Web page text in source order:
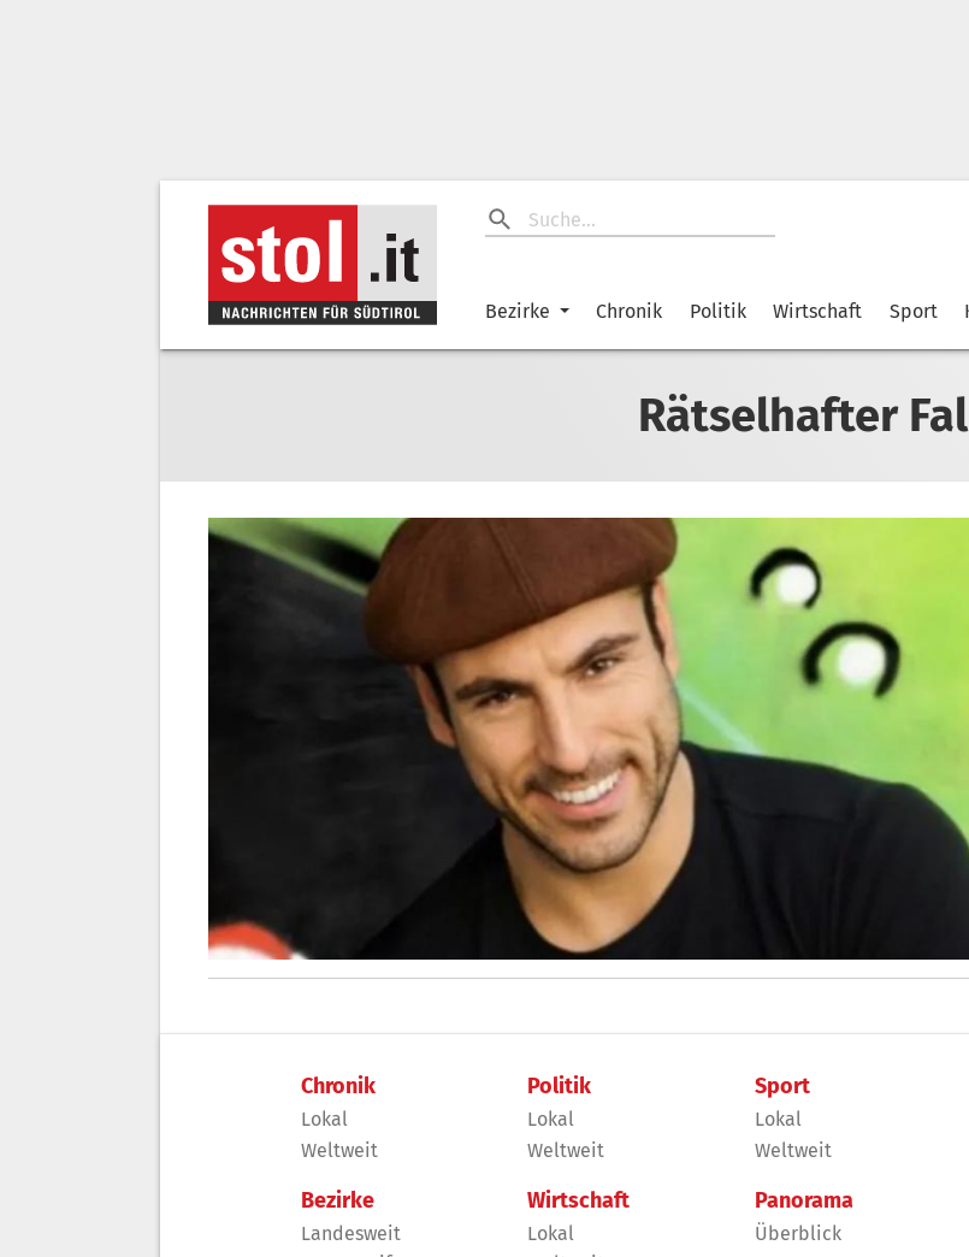
Bezirke Chronik Politik Wirtschaft Sport
Rätselhafter
Chronik
Lokal
Weltweit
Bezirke
Landesweit
Politik
Lokal
Weltweit
Wirtschaft
Lokal
Sport
Lokal
Weltweit
Panorama
Überblick